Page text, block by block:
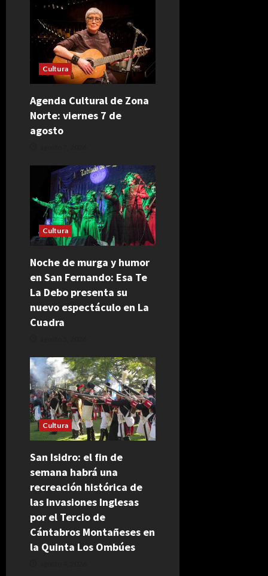
Cultura
Agenda Cultural de Zona
Norte: viernes 7 de
agosto
Cultura
Noche de murga y humor
en San Fernando: Esa Te
La Debo presenta su
nuevo espectáculo en La
Cuadra
Cultura
San Isidro: el fin de
semana habrá una
recreación histórica de
las Invasiones Inglesas
por el Tercio de
Cántabros Montañeses en
la Quinta Los Ombúes